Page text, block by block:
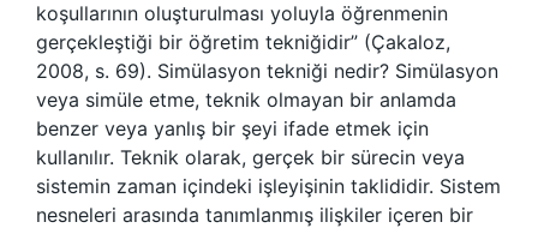
koşullarının oluşturulması yoluyla öğrenmenin
gerçekleştiği bir öğretim tekniğidir” (Çakaloz,
2008, s. 69). Simülasyon tekniği nedir? Simülasyon
veya simüle etme, teknik olmayan bir anlamda
benzer veya yanlış bir şeyi ifade etmek için
kullanılır. Teknik olarak, gerçek bir sürecin veya
sistemin zaman içindeki işleyişinin taklididir. Sistem
nesneleri arasında tanımlanmış ilişkiler içeren bir